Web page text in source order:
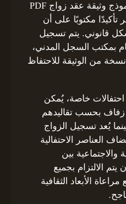
ذلك من خلال ملء نموذج وثيقة عقد زواج PDF
تأكيدًا مكتوبًا على أن
قانوني. يتم تسجيل
بمكتب السجل المدني،
من الوثيقة للاحتفاظ
احتفالات خاصة، يُمكن
بحسب تقاليدهم
يُعد تسجيل الزواج
تُضاف العناصر الاحتفالية
والاجتماعية بين
الالتزام بجميع
الأبعاد الثقافية